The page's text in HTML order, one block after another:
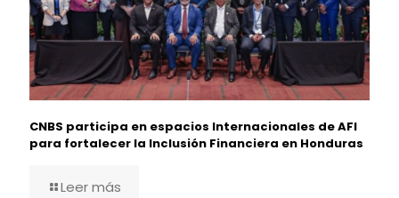
CNBS participa en espacios Internacionales de AFI
para fortalecer la Inclusión Financiera en Honduras
Leer más